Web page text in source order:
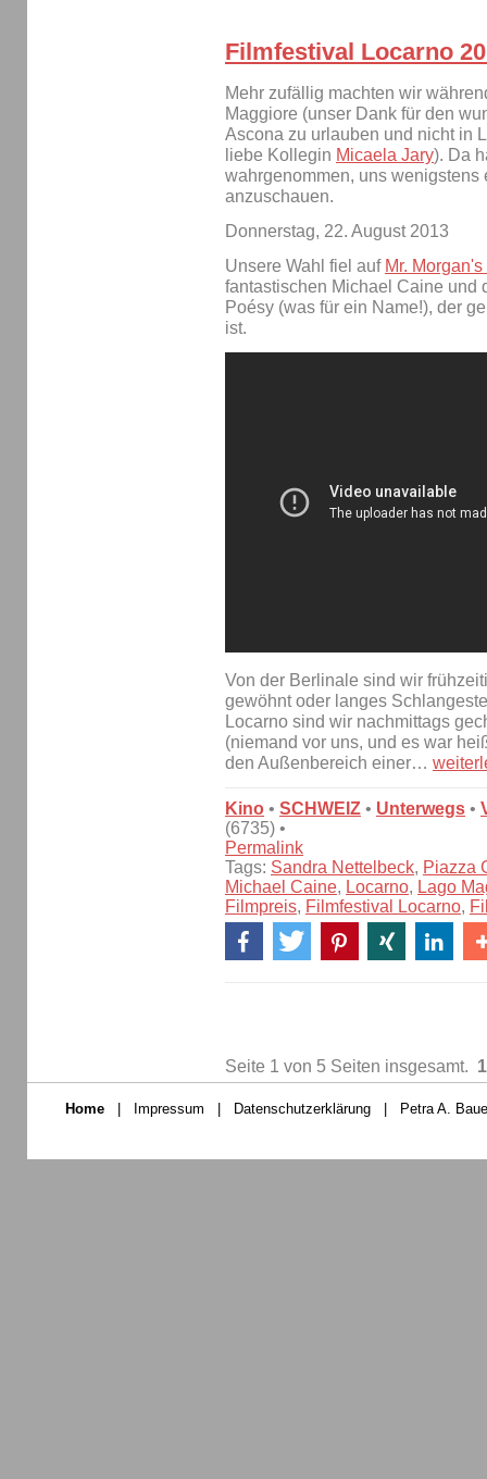
Filmfestival Locarno
Mehr zufällig machten wir
Maggiore (unser Dank für den
Ascona zu urlauben und nicht in
liebe Kollegin Micaela Jary). Da
wahrgenommen, uns
anzuschauen.
Donnerstag, 22. August 2013
Unsere Wahl fiel auf Mr.
fantastischen Michael Caine und
Poésy (was für ein Name!), der
ist.
Von der Berlinale sind wir
gewöhnt oder langes
Locarno sind wir nachmittags
(niemand vor uns, und es war
den Außenbereich einer…
Kino • SCHWEIZ • Unterwegs •
(6735) •
Permalink
Tags: Sandra Nettelbeck, Piazza
Michael Caine, Locarno, Lago
Filmpreis, Filmfestival Locarno,
Seite 1 von 5 Seiten insgesamt. 1
Home Impressum Datenschutzerklärung Petra A.